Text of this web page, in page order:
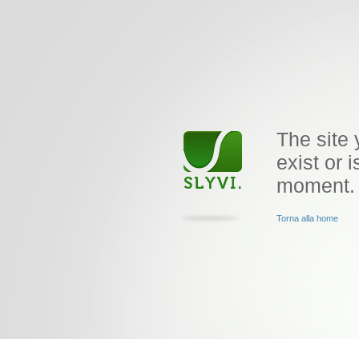
The site
exist or
moment.
Torna alla home